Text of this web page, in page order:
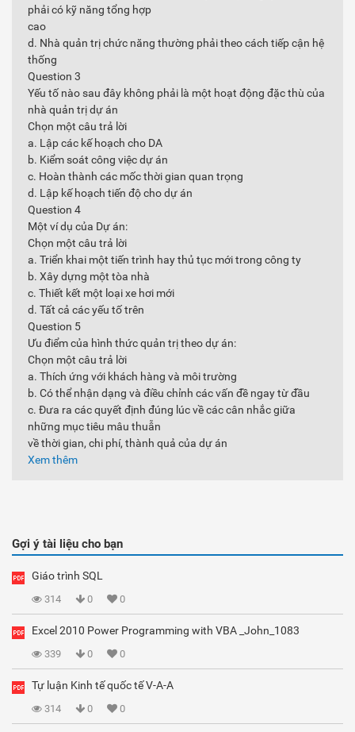
phải có kỹ năng tổng hợp
cao
d. Nhà quản trị chức năng thường phải theo cách tiếp cận hệ
thống
Question 3
Yếu tố nào sau đây không phải là một hoạt động đặc thù của
nhà quản trị dự án
Chọn một câu trả lời
a. Lập các kế hoạch cho DA
b. Kiểm soát công việc dự án
c. Hoàn thành các mốc thời gian quan trọng
d. Lập kế hoạch tiến độ cho dự án
Question 4
Một ví dụ của Dự án:
Chọn một câu trả lời
a. Triển khai một tiến trình hay thủ tục mới trong công ty
b. Xây dựng một tòa nhà
c. Thiết kết một loại xe hơi mới
d. Tất cả các yếu tố trên
Question 5
Ưu điểm của hình thức quản trị theo dự án:
Chọn một câu trả lời
a. Thích ứng với khách hàng và môi trường
b. Có thể nhận dạng và điều chỉnh các vấn đề ngay từ đầu
c. Đưa ra các quyết định đúng lúc về các cân nhắc giữa
những mục tiêu mâu thuẫn
về thời gian, chi phí, thành quả của dự án
Xem thêm
Gợi ý tài liệu cho bạn
Giáo trình SQL
314 0 0
Excel 2010 Power Programming with VBA _John_1083
339 0 0
Tự luận Kinh tế quốc tế V-A-A
314 0 0